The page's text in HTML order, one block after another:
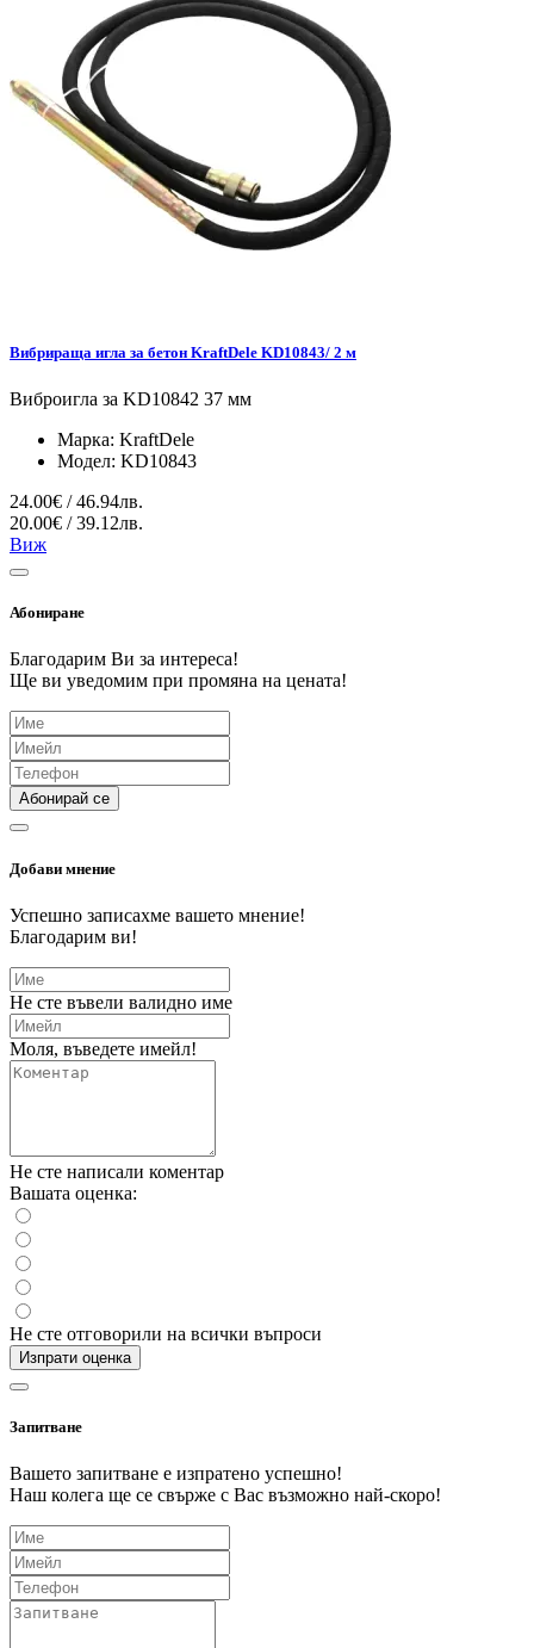
Вибрираща игла за бетон KraftDele KD10843/ 2 м
Виброигла за KD10842 37 мм
Марка: KraftDele
Модел: KD10843
24.00€ / 46.94лв.
20.00€ / 39.12лв.
Виж
Абониране
Благодарим Ви за интереса!
Ще ви уведомим при промяна на цената!
Абонирай се
Добави мнение
Успешно записахме вашето мнение!
Благодарим ви!
Не сте въвели валидно име
Моля, въведете имейл!
Не сте написали коментар
Вашата оценка:
Не сте отговорили на всички въпроси
Изпрати оценка
Запитване
Вашето запитване е изпратено успешно!
Наш колега ще се свърже с Вас възможно най-скоро!